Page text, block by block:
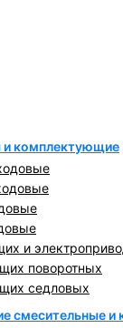
и комплектующие
и
поворотных
седловых
смесительные